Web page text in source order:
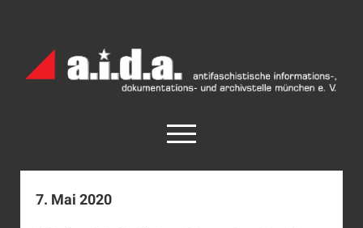
Archiv
München
open
menu
facebook
rss info@aida-archiv.de
7. Mai 2020